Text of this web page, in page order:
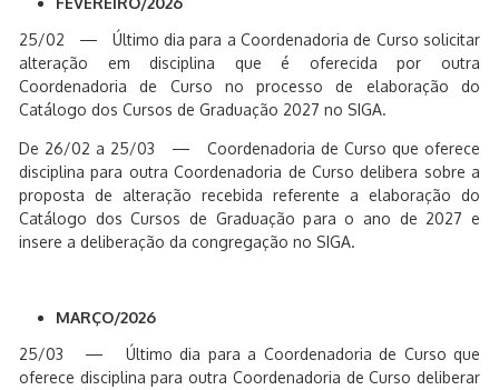
25/02 — Último dia para a Coordenadoria de Curso solicitar
alteração em disciplina que é oferecida por outra
Coordenadoria de Curso no processo de elaboração do
Catálogo dos Cursos de Graduação 2027 no SIGA.
De 26/02 a 25/03 — Coordenadoria de Curso que oferece
disciplina para outra Coordenadoria de Curso delibera sobre a
proposta de alteração recebida referente a elaboração do
Catálogo dos Cursos de Graduação para o ano de 2027 e
insere a deliberação da congregação no SIGA.
MARÇO/2026
25/03 — Último dia para a Coordenadoria de Curso que
oferece disciplina para outra Coordenadoria de Curso deliberar